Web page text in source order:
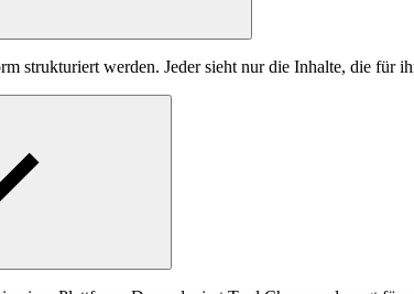
strukturiert werden. Jeder sieht nur die Inhalte, die für